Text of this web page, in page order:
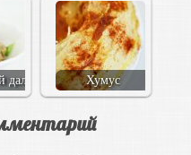
дал Хумус